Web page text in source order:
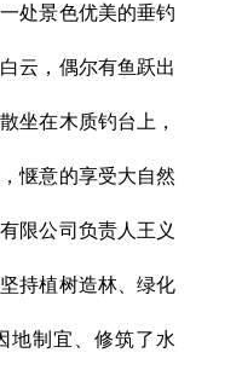
处景色优美的垂钓
云，偶尔有鱼跃出
坐在木质钓台上，
惬意的享受大自然
限公司负责人王义
持植树造林、绿化
地制宜、修筑了水